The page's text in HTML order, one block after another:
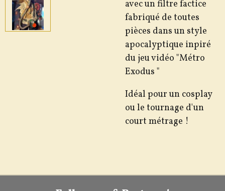
avec un filtre factice
fabriqué de toutes
pièces dans un style
apocalyptique inpiré
du jeu vidéo "Métro
Exodus "
Idéal pour un cosplay
ou le tournage d'un
court métrage !